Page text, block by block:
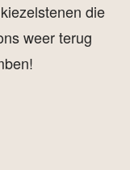
die
weer terug